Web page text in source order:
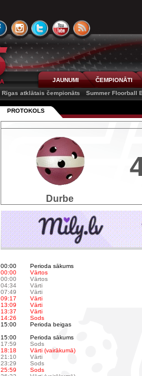
JAUNUMI
ČEMPIONĀTI
Rīgas atklātais čempionāts Summer Floorball
PROTOKOLS
Durbe
00:00
Perioda sākums
00:00
Vārtos
00:00
Vārtos
04:34
Vārti
07:49
Vārti
09:17
Vārti
13:09
Vārti
13:37
Vārti
14:26
Sods
15:00
Perioda beigas
15:00
Perioda sākums
17:59
Sods
18:18
Vārti (vairākumā)
21:10
Vārti
23:29
Sods
25:59
Sods